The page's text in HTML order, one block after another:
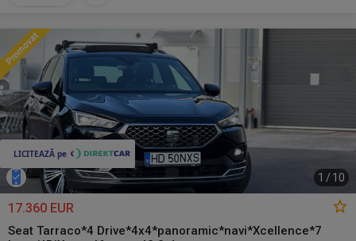
1 / 10
17.360 EUR
Seat Tarraco*4 Drive*4x4*panoramic*navi*Xcellence*7